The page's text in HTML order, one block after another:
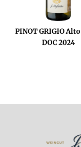
PINOT GRIGIO
DOC 2024